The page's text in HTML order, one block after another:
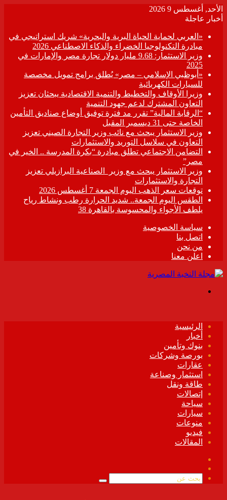
الأحد, أغسطس 9 2026
أخبار عاجلة
«العربي لحماية الحياة البرية والبحرية» شريك استراتيجي في
مبادرة التكنولوجيا الخضراء والذكاء الاصطناعي 2026
وزير الاستثمار: 9.68 مليار دولار تجارة مصر والإمارات في
2025
«أبوظبي الإسلامي – مصر» يُطلق برامج تمويل مخصصة
للسيارات الكهربائية
وزيرا الأوقاف والتخطيط والتنمية الاقتصادية يبحثان تعزيز
التعاون المشترك لدعم جهود التنمية
“الرقابة المالية” تقرر مد فترة توفيق أوضاع صناديق التأمين
الخاصة حتى 31 ديسمبر المقبل
وزير الاستثمار يبحث مع نائب وزير التجارة الصيني تعزيز
التعاون في سلاسل التوريد والاستثمارات
التضامن الاجتماعي تطلق مبادرة “بكرة المدرسة .. الخير في
مصر”
وزير الاستثمار يبحث مع وزير الصناعية البرازيلي تعزيز
التجارة والاستثمارات
توقعات سعر الذهب اليوم الجمعة 7 أغسطس 2026
الطقس اليوم الجمعة.. شديد الحرارة رطب ونشاط رياح
يلطف الأجواء والمحسوسة بالقاهرة 38
سياسة الخصوصية
اتصل بنا
من نحن
اعلن معنا
الرئيسية
أخبار
بنوك وتأمين
بورصة وشركات
عقارات
استثمار وصناعة
طاقة ونقل
إتصالات
سياحة
سيارات
منوعات
فيديو
المقالات
الموقع
بحث